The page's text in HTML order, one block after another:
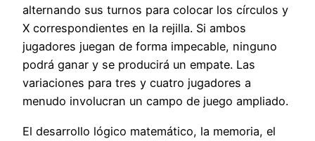
alternando sus turnos para colocar los círculos y
X correspondientes en la rejilla. Si ambos
jugadores juegan de forma impecable, ninguno
podrá ganar y se producirá un empate. Las
variaciones para tres y cuatro jugadores a
menudo involucran un campo de juego ampliado.
El desarrollo lógico matemático, la memoria, el